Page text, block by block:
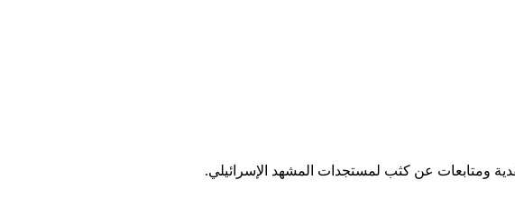
ومتابعات عن كثب لمستجدات المشهد الإسرائيلي.